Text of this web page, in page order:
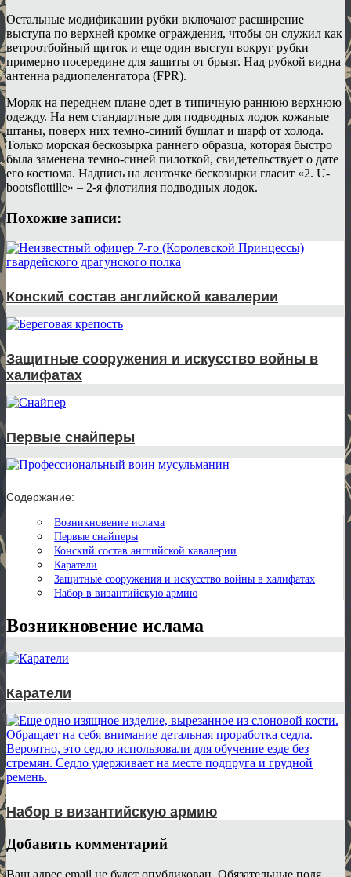
Остальные модификации рубки включают расширение
выступа по верхней кромке ограждения, чтобы он служил как
ветроотбойный щиток и еще один выступ вокруг рубки
примерно посередине для защиты от брызг. Над рубкой видна
антенна радиопеленгатора (FPR).
Моряк на переднем плане одет в типичную раннюю верхнюю
одежду. На нем стандартные для подводных лодок кожаные
штаны, поверх них темно-синий бушлат и шарф от холода.
Только морская бескозырка раннего образца, которая быстро
была заменена темно-синей пилоткой, свидетельствует о дате
его костюма. Надпись на ленточке бескозырки гласит «2. U-
bootsflottille» – 2-я флотилия подводных лодок.
Похожие записи:
Конский состав английской кавалерии
Защитные сооружения и искусство войны в
халифатах
Первые снайперы
Содержание:
Возникновение ислама
Первые снайперы
Конский состав английской кавалерии
Каратели
Защитные сооружения и искусство войны в халифатах
Набор в византийскую армию
Возникновение ислама
Каратели
Набор в византийскую армию
Добавить комментарий
Ваш адрес email не будет опубликован. Обязательные поля